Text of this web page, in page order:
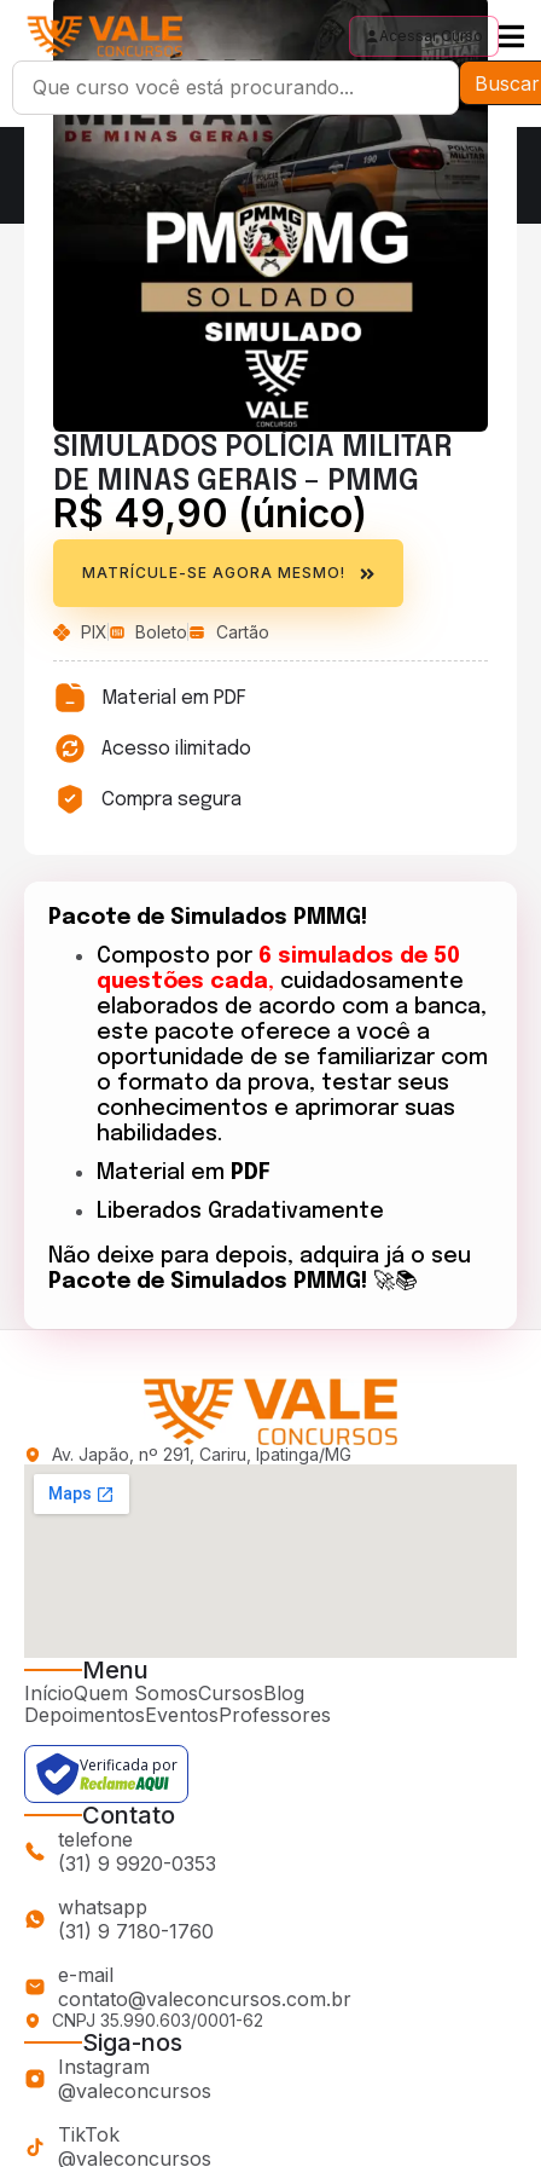
Acessar Curso
Buscar
Pacote de Simulados PMMG!
Composto por 6 simulados de 50
questões cada, cuidadosamente
elaborados de acordo com a banca,
este pacote oferece a você a
oportunidade de se familiarizar com
o formato da prova, testar seus
conhecimentos e aprimorar suas
habilidades.
Material em PDF
Liberados Gradativamente
Não deixe para depois, adquira já o seu
Pacote de Simulados PMMG! 🚀📚
SIMULADOS POLÍCIA MILITAR
DE MINAS GERAIS – PMMG
R$ 49,90 (único)
MATRÍCULE-SE AGORA MESMO!
PIX Boleto Cartão
Material em PDF
Acesso ilimitado
Compra segura
Av. Japão, nº 291, Cariru, Ipatinga/MG
Menu
InícioQuem SomosCursosBlog
DepoimentosEventosProfessores
Verificada por
Contato
telefone
(31) 9 9920-0353
whatsapp
(31) 9 7180-1760
e-mail
contato@valeconcursos.com.br
CNPJ 35.990.603/0001-62
Siga-nos
Instagram
@valeconcursos
TikTok
@valeconcursos